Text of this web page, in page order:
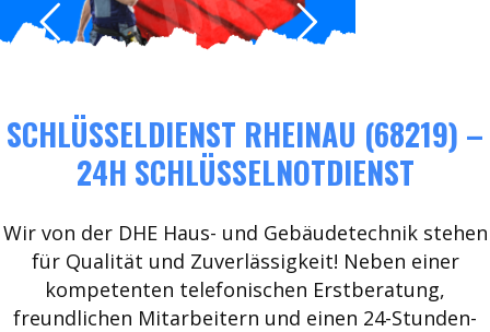
SCHLÜSSELDIENST RHEINAU (68219) –
24H SCHLÜSSELNOTDIENST
Wir von der DHE Haus- und Gebäudetechnik stehen
für Qualität und Zuverlässigkeit! Neben einer
kompetenten telefonischen Erstberatung,
freundlichen Mitarbeitern und einen 24-Stunden-